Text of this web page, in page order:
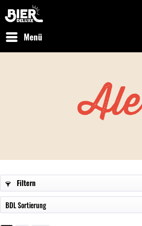
Kostenfreier Versand in Deutschland
Menü
Ale
Filtern